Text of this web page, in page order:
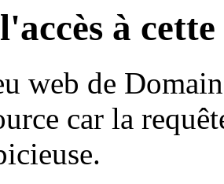
à
web de
car la